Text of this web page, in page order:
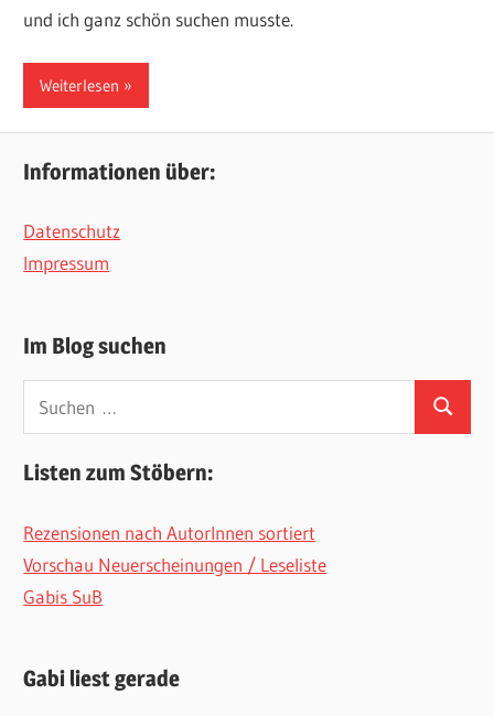
und ich ganz schön suchen musste.
Weiterlesen
Informationen über:
Datenschutz
Impressum
Im Blog suchen
Suchen
Listen zum Stöbern:
Rezensionen nach AutorInnen sortiert
Vorschau Neuerscheinungen / Leseliste
Gabis SuB
Gabi liest gerade